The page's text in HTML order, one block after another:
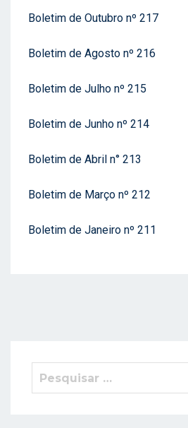
E
Boletim de Outubro nº 217
Boletim de Agosto nº 216
Boletim de Julho nº 215
Boletim de Junho nº 214
Boletim de Abril n° 213
Boletim de Março nº 212
Boletim de Janeiro nº 211
Pesquisar